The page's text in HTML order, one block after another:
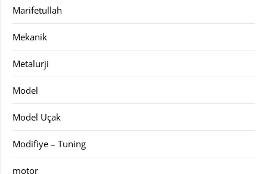
Marifetullah
Mekanik
Metalurji
Model
Model Uçak
Modifiye – Tuning
motor